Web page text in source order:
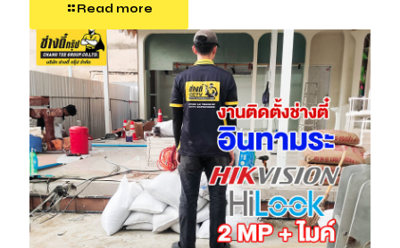
Read more